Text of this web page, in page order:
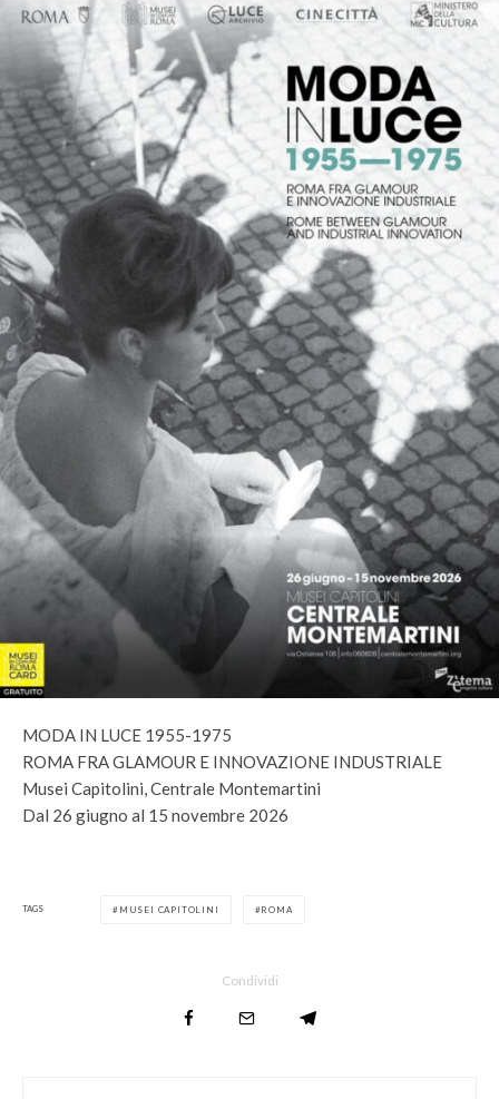
MODA IN LUCE 1955-1975
ROMA FRA GLAMOUR E INNOVAZIONE INDUSTRIALE
Musei Capitolini, Centrale Montemartini
Dal 26 giugno al 15 novembre 2026
TAGS MUSEI CAPITOLINI ROMA
Condividi